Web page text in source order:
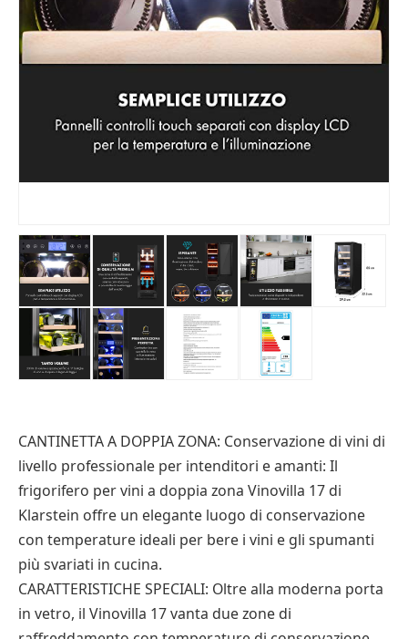
CANTINETTA A DOPPIA ZONA: Conservazione di vini di
livello professionale per intenditori e amanti: Il
frigorifero per vini a doppia zona Vinovilla 17 di
Klarstein offre un elegante luogo di conservazione
con temperature ideali per bere i vini e gli spumanti
più svariati in cucina.
CARATTERISTICHE SPECIALI: Oltre alla moderna porta
in vetro, il Vinovilla 17 vanta due zone di